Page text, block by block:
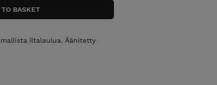
iltalaulua. Äänitetty